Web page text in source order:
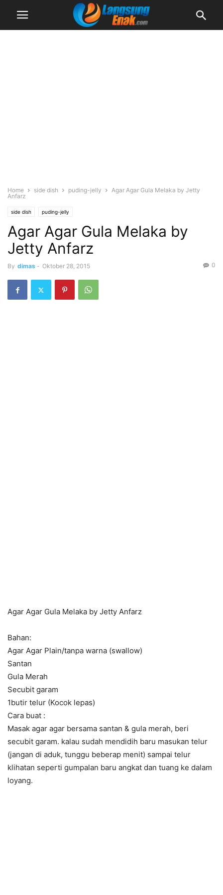
Home side dish puding-jelly
Agar Agar Gula Melaka by Jetty
Anfarz
side dish puding-jelly
Agar Agar Gula Melaka by
Jetty Anfarz
By dimas - Oktober 28, 2015 0
Agar Agar Gula Melaka by Jetty Anfarz
Bahan:
Agar Agar Plain/tanpa warna (swallow)
Santan
Gula Merah
Secubit garam
1butir telur (Kocok lepas)
Cara buat :
Masak agar agar bersama santan & gula merah, beri
secubit garam. kalau sudah mendidih baru masukan telur
(jangan di aduk, tunggu beberap menit) sampai telur
klihatan seperti gumpalan baru angkat dan tuang ke dalam
loyang.